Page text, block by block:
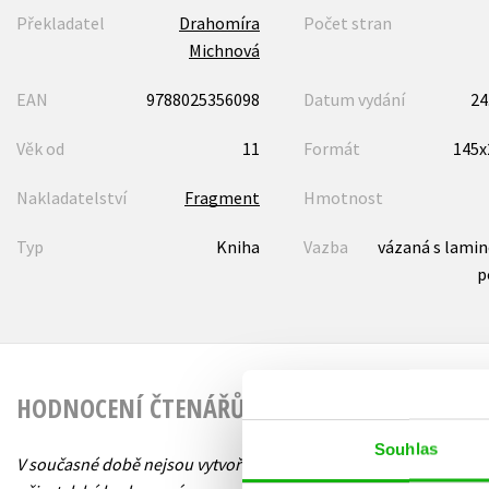
Souhlas
Překladatel
Drahomíra
Michnová
Počet stran
EAN 9788025356098 Datum vydání
Věk od 11 Formát
Nakladatelství Fragment Hmotnost
Typ Kniha Vazba
vázaná s
HODNOCENÍ ČTENÁŘŮ
V současné době nejsou vytvořena žádná